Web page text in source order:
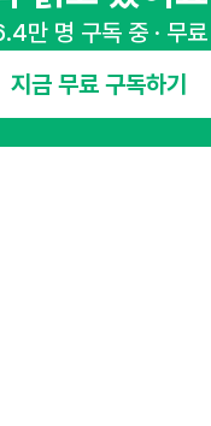
만 명 구독 중 · 무료
지금 무료 구독하기